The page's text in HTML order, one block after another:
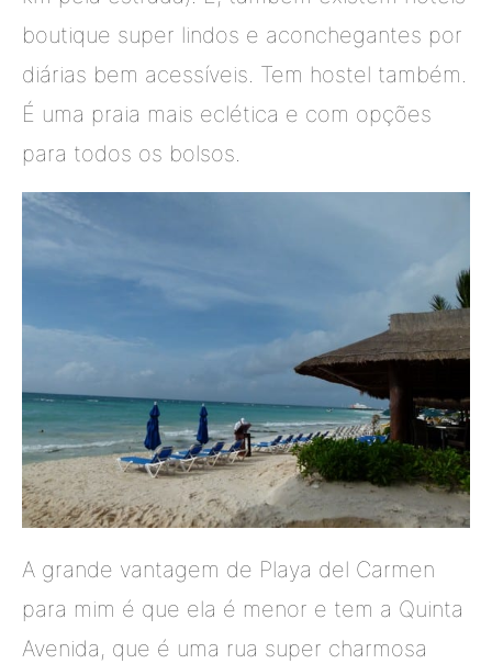
boutique super lindos e aconchegantes por
diárias bem acessíveis. Tem hostel também.
É uma praia mais eclética e com opções
para todos os bolsos.
A grande vantagem de Playa del Carmen
para mim é que ela é menor e tem a Quinta
Avenida, que é uma rua super charmosa